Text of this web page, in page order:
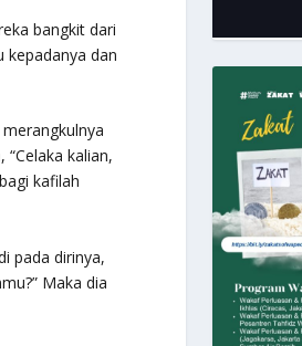
bangkit dari
kepadanya dan
kalian,
kafilah
pada dirinya,
Maka dia